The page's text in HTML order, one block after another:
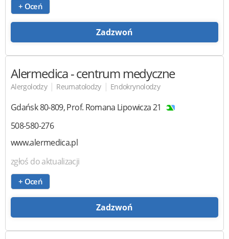
+ Oceń
Zadzwoń
Alermedica- centrum medyczne
Alergolodzy | Reumatolodzy | Endokrynolodzy
Gdańsk80-809,Prof. Romana Lipowicza 21
508-580-276
www.alermedica.pl
zgłoś do aktualizacji
+ Oceń
Zadzwoń